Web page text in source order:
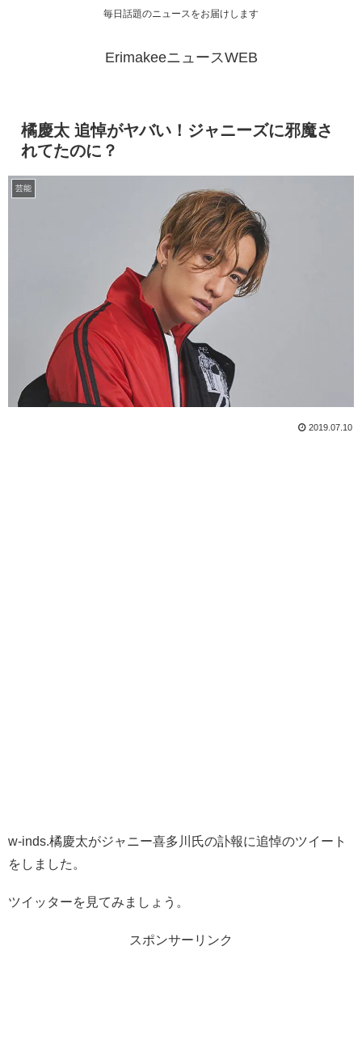
毎日話題のニュースをお届けします
ErimakeeニュースWEB
橘慶太 追悼がヤバい！ジャニーズに邪魔さ
れてたのに？
芸能
2019.07.10
w-inds.橘慶太がジャニー喜多川氏の訃報に追悼のツイート
をしました。
ツイッターを見てみましょう。
スポンサーリンク